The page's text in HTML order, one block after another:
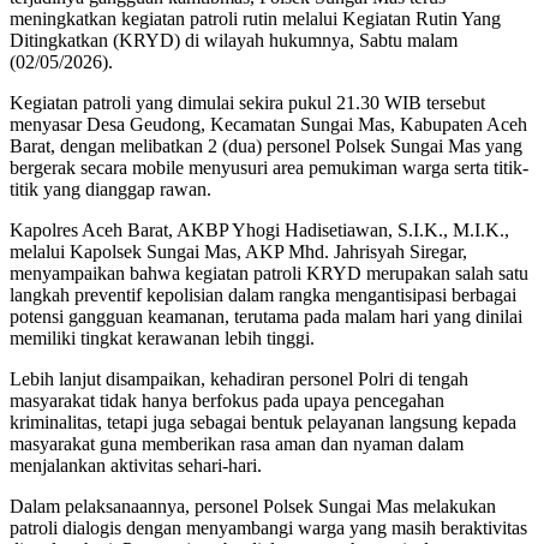
meningkatkan kegiatan patroli rutin melalui Kegiatan Rutin Yang
Ditingkatkan (KRYD) di wilayah hukumnya, Sabtu malam
(02/05/2026).
Kegiatan patroli yang dimulai sekira pukul 21.30 WIB tersebut
menyasar Desa Geudong, Kecamatan Sungai Mas, Kabupaten Aceh
Barat, dengan melibatkan 2 (dua) personel Polsek Sungai Mas yang
bergerak secara mobile menyusuri area pemukiman warga serta titik-
titik yang dianggap rawan.
Kapolres Aceh Barat, AKBP Yhogi Hadisetiawan, S.I.K., M.I.K.,
melalui Kapolsek Sungai Mas, AKP Mhd. Jahrisyah Siregar,
menyampaikan bahwa kegiatan patroli KRYD merupakan salah satu
langkah preventif kepolisian dalam rangka mengantisipasi berbagai
potensi gangguan keamanan, terutama pada malam hari yang dinilai
memiliki tingkat kerawanan lebih tinggi.
Lebih lanjut disampaikan, kehadiran personel Polri di tengah
masyarakat tidak hanya berfokus pada upaya pencegahan
kriminalitas, tetapi juga sebagai bentuk pelayanan langsung kepada
masyarakat guna memberikan rasa aman dan nyaman dalam
menjalankan aktivitas sehari-hari.
Dalam pelaksanaannya, personel Polsek Sungai Mas melakukan
patroli dialogis dengan menyambangi warga yang masih beraktivitas